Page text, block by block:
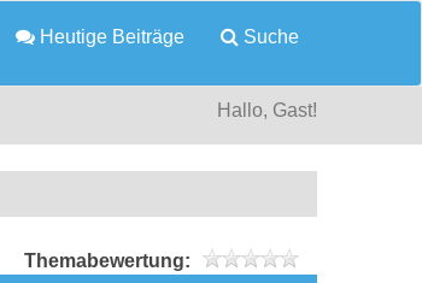
Heutige Beiträge Suche
Hallo, Gast!
Themabewertung: